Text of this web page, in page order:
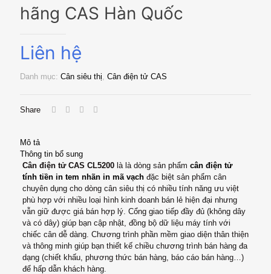
hãng CAS Hàn Quốc
Liên hệ
Danh mục: Cân siêu thị, Cân điện tử CAS
Share
Mô tả
Thông tin bổ sung
Cân điện tử CAS CL5200là là dòng sản phẩm cân điện tử
tính tiền in tem nhãn in mã vạchđặc biệt sản phẩm cân
chuyên dụng cho dòng cân siêu thị có nhiều tính năng ưu việt
phù hợp với nhiều loại hình kinh doanh bán lẻ hiện đại nhưng
vẫn giữ được giá bán hợp lý. Cổng giao tiếp đầy đủ (không dây
và có dây) giúp bạn cập nhật, đồng bộ dữ liệu máy tính với
chiếc cân dễ dàng. Chương trình phần mềm giao diện thân thiện
và thông minh giúp bạn thiết kế chiều chương trình bán hàng đa
dạng (chiết khấu, phương thức bán hàng, báo cáo bán hàng…)
để hấp dẫn khách hàng.